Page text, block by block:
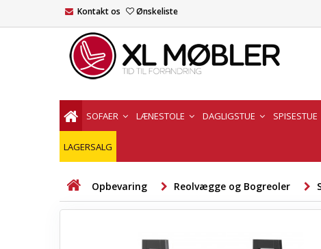
Kontakt os Ønskeliste
SOFAER LÆNESTOLE DAGLIGSTUE SPISESTUE
LAGERSALG
Opbevaring Reolvægge og Bogreoler